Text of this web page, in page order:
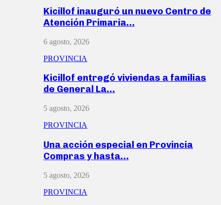
Kicillof inauguró un nuevo Centro de
Atención Primaria…
6 agosto, 2026
PROVINCIA
Kicillof entregó viviendas a familias
de General La…
5 agosto, 2026
PROVINCIA
Una acción especial en Provincia
Compras y hasta…
5 agosto, 2026
PROVINCIA